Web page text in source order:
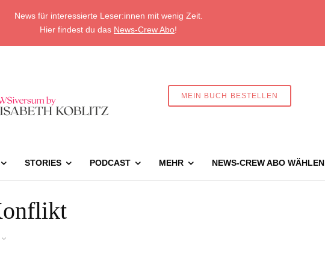
News für interessierte Leser:innen mit wenig Zeit.
Hier findest du das News-Crew Abo!
MEIN BUCH BESTELLEN
STORIES PODCAST MEHR NEWS-CREW ABO WÄHLEN